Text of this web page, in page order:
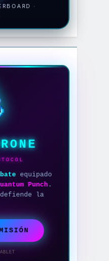
·
equipado
Punch .
defiende la